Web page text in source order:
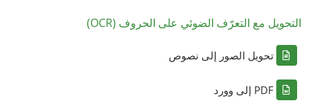
التحويل مع التعرّف الضوئي على الحروف (OCR)
تحويل الصور إلى نصوص
PDF إلى وورد